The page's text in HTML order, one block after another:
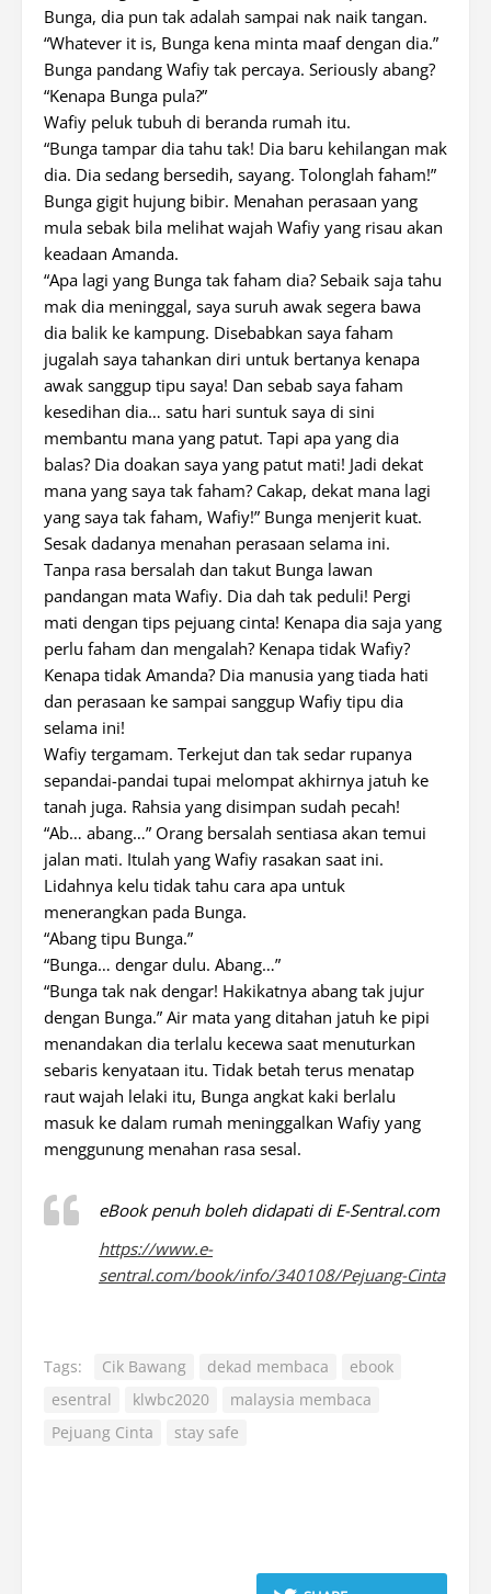
Bunga, dia pun tak adalah sampai nak naik tangan.
“Whatever it is, Bunga kena minta maaf dengan dia.”
Bunga pandang Wafiy tak percaya. Seriously abang?
“Kenapa Bunga pula?”
Wafiy peluk tubuh di beranda rumah itu.
“Bunga tampar dia tahu tak! Dia baru kehilangan mak
dia. Dia sedang bersedih, sayang. Tolonglah faham!”
Bunga gigit hujung bibir. Menahan perasaan yang
mula sebak bila melihat wajah Wafiy yang risau akan
keadaan Amanda.
“Apa lagi yang Bunga tak faham dia? Sebaik saja tahu
mak dia meninggal, saya suruh awak segera bawa
dia balik ke kampung. Disebabkan saya faham
jugalah saya tahankan diri untuk bertanya kenapa
awak sanggup tipu saya! Dan sebab saya faham
kesedihan dia… satu hari suntuk saya di sini
membantu mana yang patut. Tapi apa yang dia
balas? Dia doakan saya yang patut mati! Jadi dekat
mana yang saya tak faham? Cakap, dekat mana lagi
yang saya tak faham, Wafiy!” Bunga menjerit kuat.
Sesak dadanya menahan perasaan selama ini.
Tanpa rasa bersalah dan takut Bunga lawan
pandangan mata Wafiy. Dia dah tak peduli! Pergi
mati dengan tips pejuang cinta! Kenapa dia saja yang
perlu faham dan mengalah? Kenapa tidak Wafiy?
Kenapa tidak Amanda? Dia manusia yang tiada hati
dan perasaan ke sampai sanggup Wafiy tipu dia
selama ini!
Wafiy tergamam. Terkejut dan tak sedar rupanya
sepandai-pandai tupai melompat akhirnya jatuh ke
tanah juga. Rahsia yang disimpan sudah pecah!
“Ab… abang…” Orang bersalah sentiasa akan temui
jalan mati. Itulah yang Wafiy rasakan saat ini.
Lidahnya kelu tidak tahu cara apa untuk
menerangkan pada Bunga.
“Abang tipu Bunga.”
“Bunga… dengar dulu. Abang…”
“Bunga tak nak dengar! Hakikatnya abang tak jujur
dengan Bunga.” Air mata yang ditahan jatuh ke pipi
menandakan dia terlalu kecewa saat menuturkan
sebaris kenyataan itu. Tidak betah terus menatap
raut wajah lelaki itu, Bunga angkat kaki berlalu
masuk ke dalam rumah meninggalkan Wafiy yang
menggunung menahan rasa sesal.
eBook penuh boleh didapati di E-Sentral.com
https://www.e-
sentral.com/book/info/340108/Pejuang-Cinta
Tags: Cik Bawang dekad membaca
ebook
esentral
klwbc2020
malaysia membaca
Pejuang Cinta
stay safe